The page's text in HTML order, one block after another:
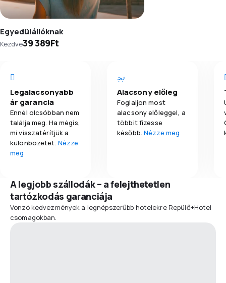
Egyedülállóknak
Kezdve39 389Ft
Legalacsonyabb
ár garancia
Ennél olcsóbban nem
találja meg. Ha mégis,
mi visszatérítjük a
különbözetet. Nézze
meg
Alacsony előleg
Foglaljon most
alacsony előleggel, a
többit fizesse
később.Nézze meg
A legjobb szállodák – a felejthetetlen
tartózkodás garanciája
Vonzó kedvezmények a legnépszerűbb hotelekre Repülő+Hotel
csomagokban.